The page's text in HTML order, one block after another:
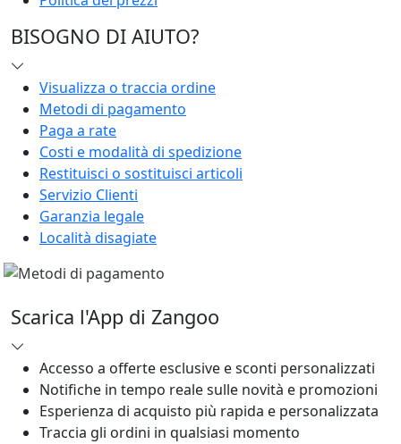
BISOGNO DI AIUTO?
Visualizza o traccia ordine
Metodi di pagamento
Paga a rate
Costi e modalità di spedizione
Restituisci o sostituisci articoli
Servizio Clienti
Garanzia legale
Località disagiate
Scarica l'App di Zangoo
Accesso a offerte esclusive e sconti personalizzati
Notifiche in tempo reale sulle novità e promozioni
Esperienza di acquisto più rapida e personalizzata
Traccia gli ordini in qualsiasi momento